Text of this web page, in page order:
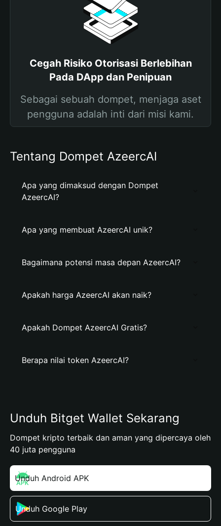
Cegah Risiko Otorisasi Berlebihan
Pada DApp dan Penipuan
Sebagai sebuah dompet, menjaga aset
pengguna adalah inti dari misi kami.
Tentang Dompet AzeercAI
Apa yang dimaksud dengan Dompet
AzeercAI?
Apa yang membuat AzeercAI unik?
Bagaimana potensi masa depan AzeercAI?
Apakah harga AzeercAI akan naik?
Apakah Dompet AzeercAI Gratis?
Berapa nilai token AzeercAI?
Unduh Bitget Wallet Sekarang
Dompet kripto terbaik dan aman yang dipercaya oleh
40 juta pengguna
Unduh Android APK
Unduh Google Play